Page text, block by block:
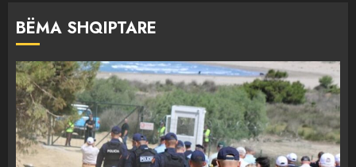
BËMA SHQIPTARE